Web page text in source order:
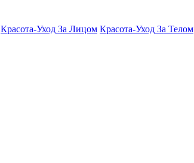
Красота-Уход За Лицом Красота-Уход За Телом